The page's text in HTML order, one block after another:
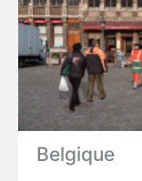
Belgique